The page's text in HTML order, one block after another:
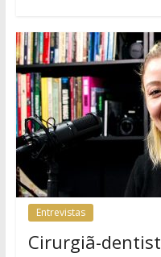
Entrevistas
Cirurgiã-